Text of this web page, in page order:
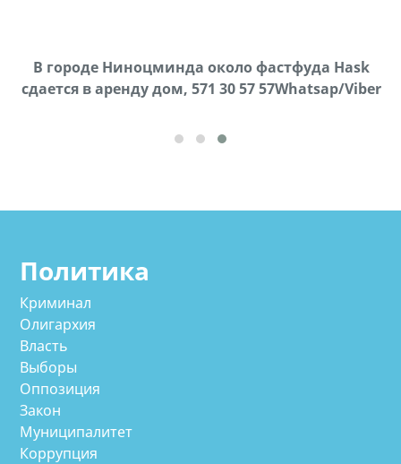
В городе Ниноцминда около фастфуда Hask
cдается в аренду дом, 571 30 57 57Whatsap/Viber
Политика
Криминал
Олигархия
Власть
Выборы
Оппозиция
Закон
Муниципалитет
Коррупция